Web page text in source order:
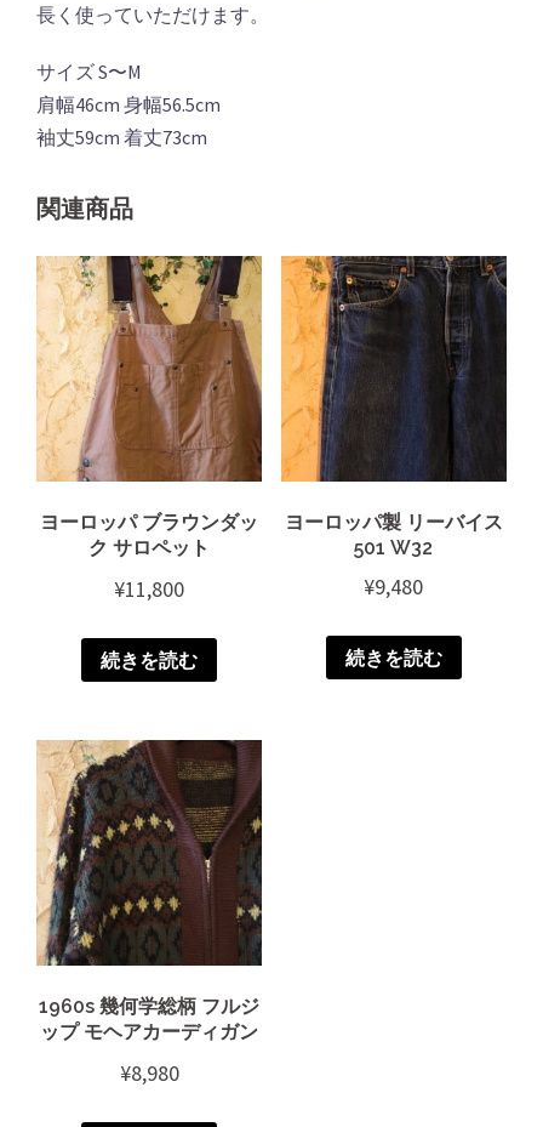
長く使っていただけます。
サイズ S〜M
肩幅46cm 身幅56.5cm
袖丈59cm 着丈73cm
関連商品
ヨーロッパ ブラウンダッ
ク サロペット
¥11,800
続きを読む
ヨーロッパ製 リーバイス
501 W32
¥9,480
続きを読む
1960s 幾何学総柄 フルジ
ップ モヘアカーディガン
¥8,980